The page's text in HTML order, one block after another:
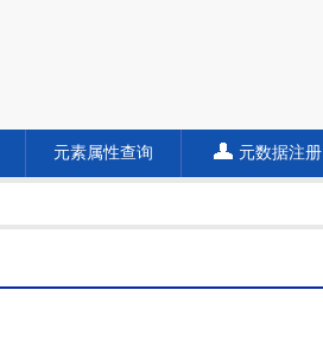
元素属性查询 元数据注册